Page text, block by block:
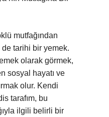
mutfağından
tarihi bir yemek.
olarak görmek,
sosyal hayatı ve
olur. Kendi
tarafım, bu
ilgili belirli bir